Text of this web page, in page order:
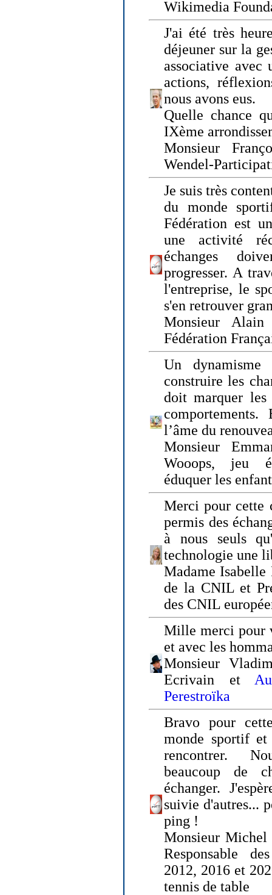
Wikimedia
J'ai été très
déjeuner sur la
associative avec
actions,
nous avons eus.
Quelle chance
IXème
Monsieur
Wendel-
Je suis très
du monde
Fédération est
une activité
échanges
progresser. A
l'entreprise, le
s'en retrouver
Monsieur
Fédération
Un dynamisme
construire les
doit marquer les
l’âme du
Monsieur
Wooops, jeu
éduquer les
Merci pour cette
permis des
à nous seuls
technologie une
Madame Isabelle
de la CNIL et
des CNIL
Mille merci pour
et avec les
Monsieur
Ecrivain et
Perestroïka
Bravo pour
monde sportif
rencontrer.
beaucoup de
échanger.
suivie d'autres...
ping !
Monsieur
Responsable
2012, 2016 et
tennis de table